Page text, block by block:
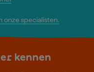
onze specialisten.
kennen